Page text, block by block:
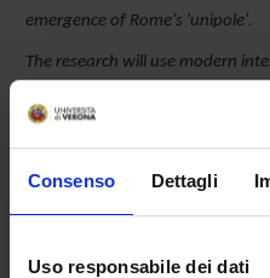
Consenso Dettagli
Uso responsabile dei dati
emergence of Rome’s 'unipole'.
The research will use modern
multipolar system as anarchic
Funds: assigned and